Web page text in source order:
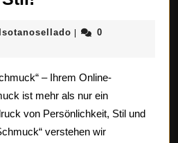
Schmuck
Shop:
Entdecken
Sie
elsotanosellado
|
0
– Ihrem Online-
ist mehr als nur ein
von Persönlichkeit, Stil und
verstehen wir